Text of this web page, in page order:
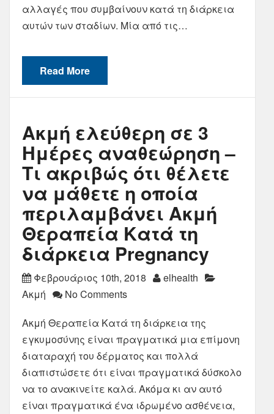
αλλαγές που συμβαίνουν κατά τη διάρκεια
αυτών των σταδίων. Μία από τις…
Read More
Ακμή ελεύθερη σε 3
Ημέρες αναθεώρηση –
Τι ακριβώς ότι θέλετε
να μάθετε η οποία
περιλαμβάνει Ακμή
Θεραπεία Κατά τη
διάρκεια Pregnancy
Φεβρουάριος 10th, 2018
elhealth
Ακμή
No Comments
Ακμή Θεραπεία Κατά τη διάρκεια της
εγκυμοσύνης είναι πραγματικά μια επίμονη
διαταραχή του δέρματος και πολλά
διαπιστώσετε ότι είναι πραγματικά δύσκολο
να το ανακινείτε καλά. Ακόμα κι αν αυτό
είναι πραγματικά ένα ιδρωμένο ασθένεια,